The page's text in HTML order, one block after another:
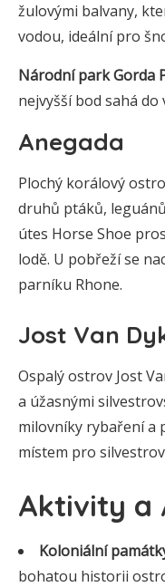
žulovými balvany,
vodou, ideální pro
Národní park Gorda
nejvyšší bod sahá do
Anegada
Plochý korálový
druhů ptáků,
útes Horse Shoe
lodě. U pobřeží se
parníku Rhone.
Jost Van
Ospalý ostrov Jost
a úžasnými
milovníky rybaření a
místem pro
Aktivity a
Koloniální
bohatou historii